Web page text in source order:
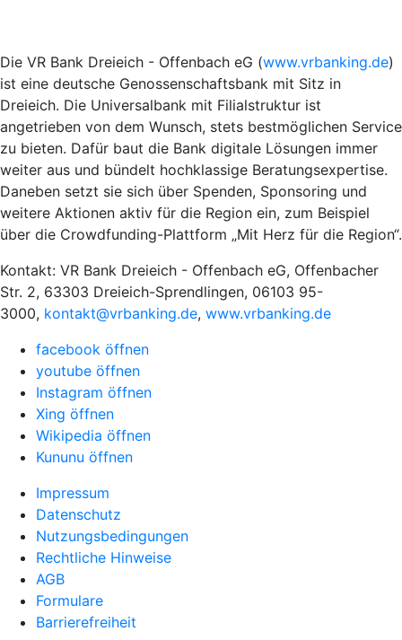
Die VR Bank Dreieich - Offenbach eG (www.vrbanking.de)
ist eine deutsche Genossenschaftsbank mit Sitz in
Dreieich. Die Universalbank mit Filialstruktur ist
angetrieben von dem Wunsch, stets bestmöglichen Service
zu bieten. Dafür baut die Bank digitale Lösungen immer
weiter aus und bündelt hochklassige Beratungsexpertise.
Daneben setzt sie sich über Spenden, Sponsoring und
weitere Aktionen aktiv für die Region ein, zum Beispiel
über die Crowdfunding-Plattform „Mit Herz für die Region“.
Kontakt: VR Bank Dreieich - Offenbach eG, Offenbacher
Str. 2, 63303 Dreieich-Sprendlingen, 06103 95-
3000, kontakt@vrbanking.de, www.vrbanking.de
facebook öffnen
youtube öffnen
Instagram öffnen
Xing öffnen
Wikipedia öffnen
Kununu öffnen
Impressum
Datenschutz
Nutzungsbedingungen
Rechtliche Hinweise
AGB
Formulare
Barrierefreiheit